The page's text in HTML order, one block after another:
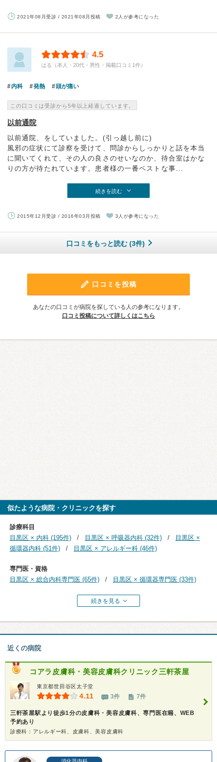
2021年08月受診 / 2021年08月投稿 2人が参考になった
4.5
はる（本人・20代・男性・掲載口コミ1件）
内科 発熱 頭が痛い
この口コミは受診から5年以上経過しています。
以前通院
以前通院、をしていました。(引っ越し前に)
風邪の症状にて診察を受けて、問診からしっかりと話を本当
に聞いてくれて、その人の良さのせいなのか、待合室はかな
りの方が待たれています。患者様の一番ベストな事...
続きを読む
2015年12月受診 / 2016年03月投稿 3人が参考になった
口コミをもっと読む (3件)
口コミを投稿
あなたの口コミが病院を探している人の参考になります。
口コミ投稿について詳しくはこちら
似たような病院・クリニックを探す
診療科目
目黒区 × 内科 (195件)
目黒区 × 呼吸器内科 (32件)
目黒区 ×
循環器内科 (51件)
目黒区 × アレルギー科 (46件)
専門医・資格
目黒区 × 総合内科専門医 (65件)
目黒区 × 循環器専門医 (33件)
続きを見る
近くの病院
コアラ皮膚科・美容皮膚科クリニック三軒茶屋
東京都世田谷区太子堂
4.11 3件 7件
三軒茶屋駅より徒歩1分の皮膚科・美容皮膚科、専門医在籍、WEB
予約あり
診療科：アレルギー科、皮膚科、美容皮膚科